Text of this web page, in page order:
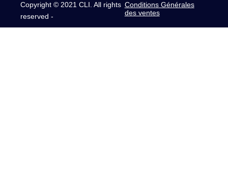
2061G
Copyright © 2021 CLI. All rights
reserved -
Conditions Générales
des ventes